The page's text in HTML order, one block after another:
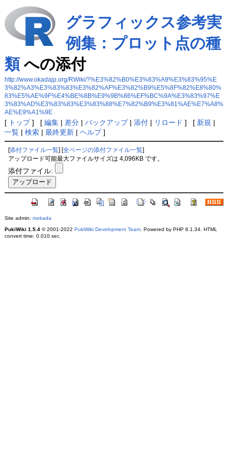
グラフィックス参考実
例集：プロット点の種
類への添付
http://www.okadajp.org/RWiki/?%E3%82%B0%E3%83%A9%E3%83%95%E
3%82%A3%E3%83%83%E3%82%AF%E3%82%B9%E5%8F%82%E8%80%
83%E5%AE%9F%E4%BE%8B%E9%9B%86%EF%BC%9A%E3%83%97%E
3%83%AD%E3%83%83%E3%83%88%E7%82%B9%E3%81%AE%E7%A8%
AE%E9%A1%9E
[ トップ] [ 編集| 差分| バックアップ| 添付| リロード ] [ 新規 |
一覧| 検索| 最終更新| ヘルプ]
[添付ファイル一覧 ] [全ページの添付ファイル一覧
アップロード可能最大ファイルサイズは 4,096KB です。
添付ファイル:
Site admin: mokada
PukiWiki 1.5.4© 2001-2022 PukiWiki Development Team. Powered by PHP 8.1.34. HTML
convert time: 0.010 sec.